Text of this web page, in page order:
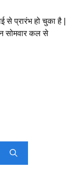
प्रारंभ हो चुका है |
सोमवार कल से